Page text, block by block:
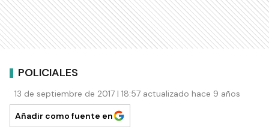
POLICIALES
13 de septiembre de 2017 | 18:57 actualizado hace 9 años
Añadir como fuente en